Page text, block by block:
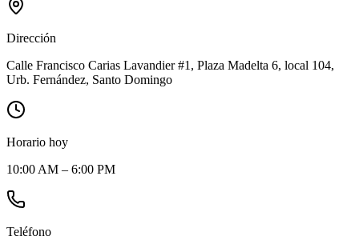
Dirección
Calle Francisco Carias Lavandier #1, Plaza Madelta 6, local 104,
Urb. Fernández, Santo Domingo
Horario hoy
10:00 AM – 6:00 PM
Teléfono